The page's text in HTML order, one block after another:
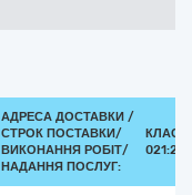
АДРЕСА ДОСТАВКИ /
СТРОК ПОСТАВКИ/
ВИКОНАННЯ РОБІТ/
НАДАННЯ ПОСЛУГ: